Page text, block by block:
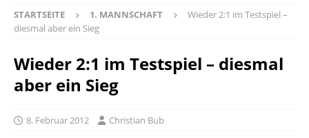
STARTSEITE 1. MANNSCHAFT
Wieder 2:1 im Testspiel –
diesmal aber ein Sieg
Wieder 2:1 im Testspiel – diesmal
aber ein Sieg
8. Februar 2012 Christian Bub